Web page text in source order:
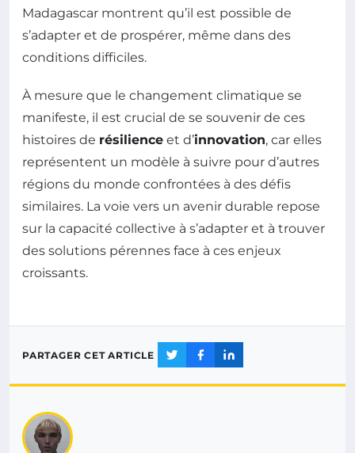
Madagascar montrent qu’il est possible de
s’adapter et de prospérer, même dans des
conditions difficiles.
À mesure que le changement climatique se
manifeste, il est crucial de se souvenir de ces
histoires de résilience et d’innovation, car elles
représentent un modèle à suivre pour d’autres
régions du monde confrontées à des défis
similaires. La voie vers un avenir durable repose
sur la capacité collective à s’adapter et à trouver
des solutions pérennes face à ces enjeux
croissants.
PARTAGER CET ARTICLE